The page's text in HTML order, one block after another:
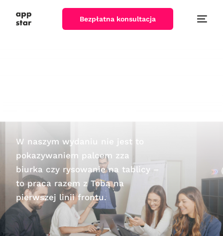
Bezpłatna konsultacja
W naszym wydaniu nie jest to
pokazywaniem palcem zza
biurka czy rysowanie na tablicy –
to praca razem z Tobą na
pierwszej linii frontu.